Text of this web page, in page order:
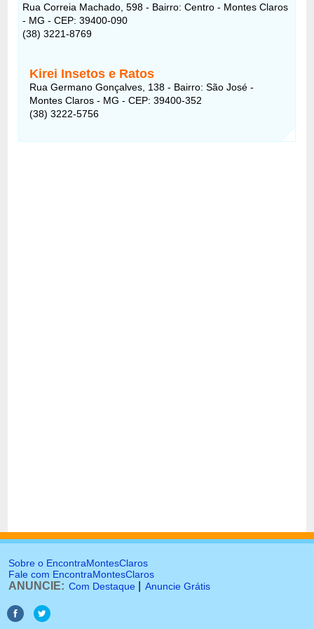
Rua Correia Machado, 598 - Bairro: Centro - Montes Claros
- MG - CEP: 39400-090
(38) 3221-8769
Kirei Insetos e Ratos
Rua Germano Gonçalves, 138 - Bairro: São José -
Montes Claros - MG - CEP: 39400-352
(38) 3222-5756
Sobre o EncontraMontesClaros
Fale com EncontraMontesClaros
ANUNCIE: Com Destaque Anuncie Grátis